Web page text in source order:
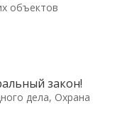
объектов
закон!
дела, Охрана